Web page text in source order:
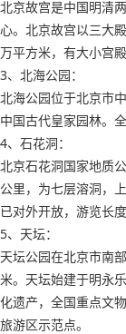
北京故宫是中国明清
心。北京故宫以三大
万平方米，有大小宫
3、北海公园：
北海公园位于北京市
中国古代皇家园林。
4、石花洞：
北京石花洞国家地质
公里，为七层溶洞，
已对外开放，游览长
5、天坛：
天坛公园在北京市南
米。天坛始建于明永
化遗产，全国重点文
旅游区示范点。